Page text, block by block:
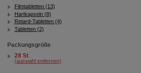
Filmtabletten (13)
Hartkapseln (8)
Retard-Tabletten (4)
Tabletten (2)
Packungsgröße
28 St
(auswahl entfernen)